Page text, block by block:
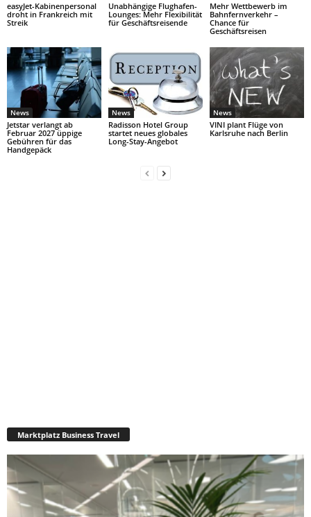
easyJet-Kabinenpersonal
droht in Frankreich mit
Streik
Unabhängige Flughafen-
Lounges: Mehr Flexibilität
für Geschäftsreisende
Mehr Wettbewerb im
Bahnfernverkehr –
Chance für
Geschäftsreisen
News
Jetstar verlangt ab
Februar 2027 üppige
Gebühren für das
Handgepäck
News
Radisson Hotel Group
startet neues globales
Long-Stay-Angebot
News
VINI plant Flüge von
Karlsruhe nach Berlin
Marktplatz Business Travel